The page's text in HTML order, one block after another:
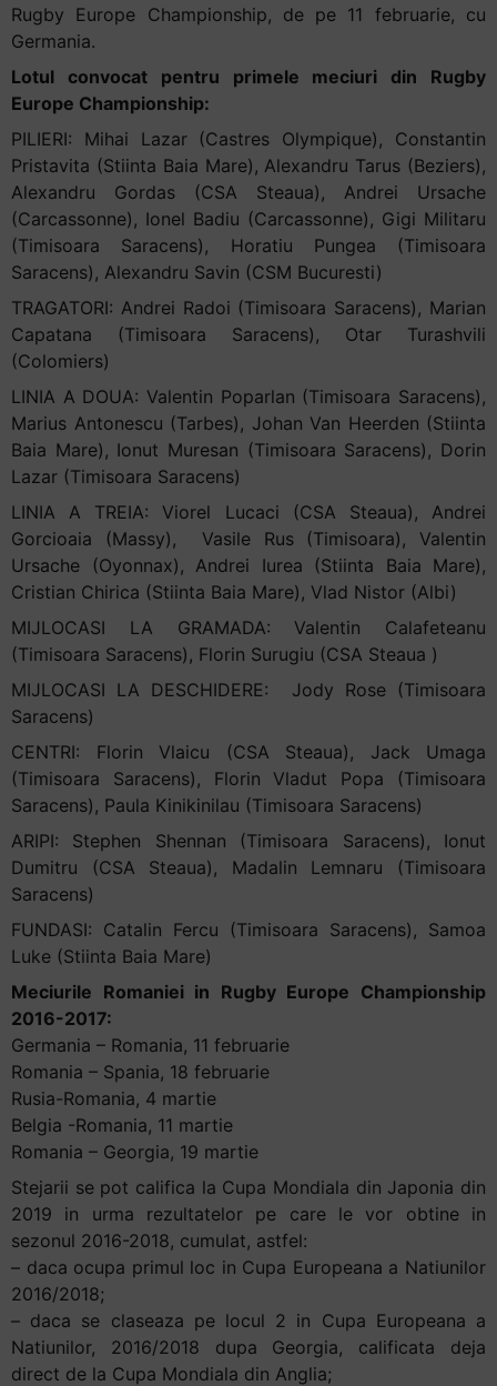
Rugby Europe Championship, de pe 11 februarie, cu
Germania.
Lotul convocat pentru primele meciuri din Rugby
Europe Championship:
PILIERI: Mihai Lazar (Castres Olympique), Constantin
Pristavita (Stiinta Baia Mare), Alexandru Tarus (Beziers),
Alexandru Gordas (CSA Steaua), Andrei Ursache
(Carcassonne), Ionel Badiu (Carcassonne), Gigi Militaru
(Timisoara Saracens), Horatiu Pungea (Timisoara
Saracens), Alexandru Savin (CSM Bucuresti)
TRAGATORI: Andrei Radoi (Timisoara Saracens), Marian
Capatana (Timisoara Saracens), Otar Turashvili
(Colomiers)
LINIA A DOUA: Valentin Poparlan (Timisoara Saracens),
Marius Antonescu (Tarbes), Johan Van Heerden (Stiinta
Baia Mare), Ionut Muresan (Timisoara Saracens), Dorin
Lazar (Timisoara Saracens)
LINIA A TREIA: Viorel Lucaci (CSA Steaua), Andrei
Gorcioaia (Massy), Vasile Rus (Timisoara), Valentin
Ursache (Oyonnax), Andrei Iurea (Stiinta Baia Mare),
Cristian Chirica (Stiinta Baia Mare), Vlad Nistor (Albi)
MIJLOCASI LA GRAMADA: Valentin Calafeteanu
(Timisoara Saracens), Florin Surugiu (CSA Steaua )
MIJLOCASI LA DESCHIDERE: Jody Rose (Timisoara
Saracens)
CENTRI: Florin Vlaicu (CSA Steaua), Jack Umaga
(Timisoara Saracens), Florin Vladut Popa (Timisoara
Saracens), Paula Kinikinilau (Timisoara Saracens)
ARIPI: Stephen Shennan (Timisoara Saracens), Ionut
Dumitru (CSA Steaua), Madalin Lemnaru (Timisoara
Saracens)
FUNDASI: Catalin Fercu (Timisoara Saracens), Samoa
Luke (Stiinta Baia Mare)
Meciurile Romaniei in Rugby Europe Championship
2016-2017:
Germania – Romania, 11 februarie
Romania – Spania, 18 februarie
Rusia-Romania, 4 martie
Belgia -Romania, 11 martie
Romania – Georgia, 19 martie
Stejarii se pot califica la Cupa Mondiala din Japonia din
2019 in urma rezultatelor pe care le vor obtine in
sezonul 2016-2018, cumulat, astfel:
– daca ocupa primul loc in Cupa Europeana a Natiunilor
2016/2018;
– daca se claseaza pe locul 2 in Cupa Europeana a
Natiunilor, 2016/2018 dupa Georgia, calificata deja
direct de la Cupa Mondiala din Anglia;